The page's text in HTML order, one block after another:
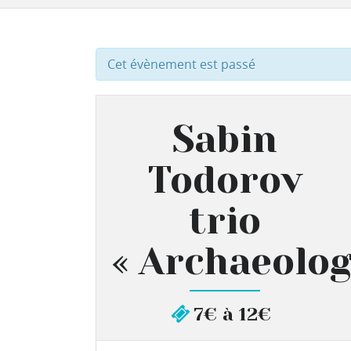
Cet évènement est passé
Sabin
Todorov
trio
«
7€ à 12€